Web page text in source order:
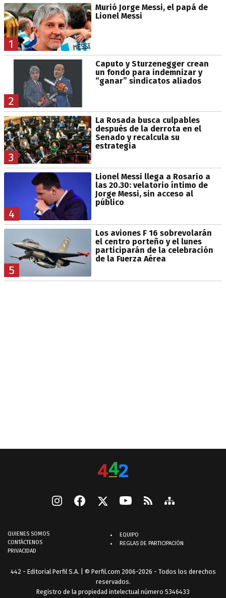
1
Murió Jorge Messi, el papá de
Lionel Messi
2
Caputo y Sturzenegger crean
un fondo para indemnizar y
“ganar” sindicatos aliados
3
La Rosada busca culpables
después de la derrota en el
Senado y recalcula su
estrategia
4
Lionel Messi llega a Rosario a
las 20.30: velatorio íntimo de
Jorge Messi, sin acceso al
público
5
Los aviones F 16 sobrevolarán
el centro porteño y el lunes
participarán de la celebración
de la Fuerza Aérea
QUIENES SOMOS
CONTÁCTENOS
PRIVACIDAD
EQUIPO
REGLAS DE PARTICIPACIÓN
442 - Editorial Perfil S.A. | © Perfil.com 2006-2026 - Todos los derechos
reservados.
Registro de la propiedad intelectual número 5346433